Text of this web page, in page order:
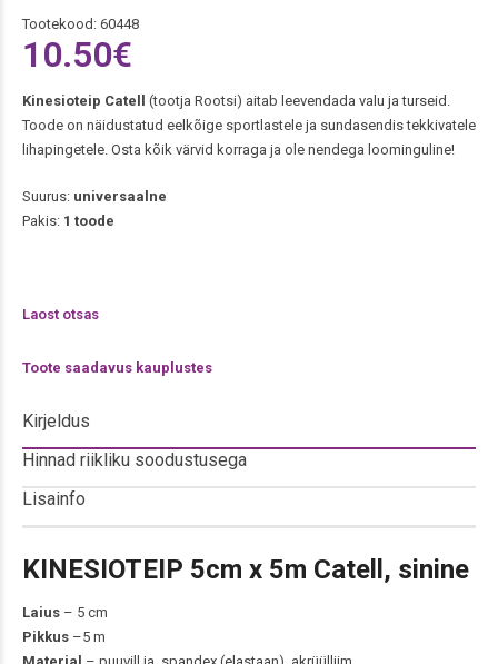
Tootekood: 60448
10.50€
Kinesioteip Catell
(tootja Rootsi) aitab leevendada valu ja turseid.
Toode on näidustatud eelkõige sportlastele ja sundasendis tekkivatele
lihapingetele. Osta kõik värvid korraga ja ole nendega loominguline!
Suurus: universaalne
Pakis: 1 toode
Laost otsas
Toote saadavus kauplustes
Kirjeldus
Hinnad riikliku soodustusega
Lisainfo
KINESIOTEIP 5cm x 5m Catell, sinine
Laius – 5 cm
Pikkus –5 m